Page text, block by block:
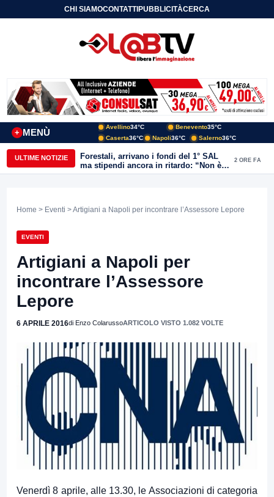
CHI SIAMOCONTATTIPUBBLICITÀCERCA
MENÙ
+
Avellino34°C Benevento35°C
Caserta36°C Napoli36°C Salerno36°C
ULTIME NOTIZIE
Forestali, arrivano i fondi del 1° SAL
ma stipendi ancora in ritardo: “Non è
più sostenibile”
2 ORE FA
Home > Eventi > Artigiani a Napoli per incontrare l’Assessore Lepore
EVENTI
Artigiani a Napoli per
incontrare l’Assessore
Lepore
6 APRILE 2016di Enzo ColarussoARTICOLO VISTO 1.082 VOLTE
Venerdì 8 aprile, alle 13.30, le Associazioni di categoria